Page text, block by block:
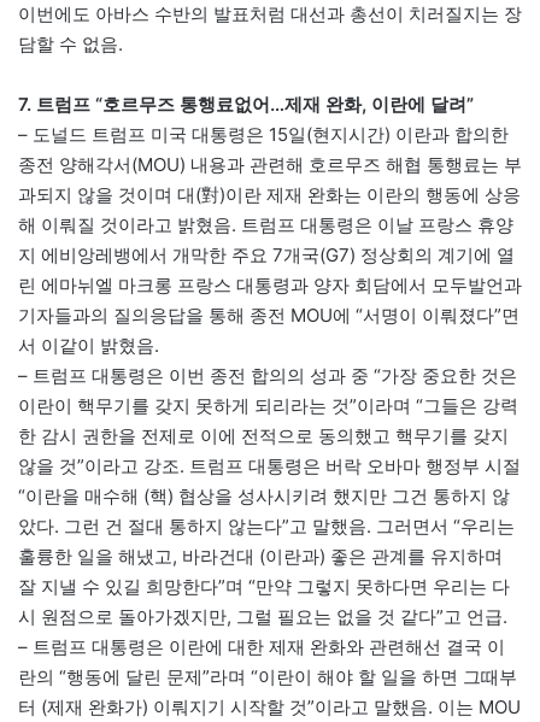
이번에도 아바스 수반의 발표처럼 대선과 총선이 치러질지는 장
담할 수 없음.
7. 트럼프 “호르무즈 통행료없어…제재 완화, 이란에 달려”
– 도널드 트럼프 미국 대통령은 15일(현지시간) 이란과 합의한
종전 양해각서(MOU) 내용과 관련해 호르무즈 해협 통행료는 부
과되지 않을 것이며 대(對)이란 제재 완화는 이란의 행동에 상응
해 이뤄질 것이라고 밝혔음. 트럼프 대통령은 이날 프랑스 휴양
지 에비앙레뱅에서 개막한 주요 7개국(G7) 정상회의 계기에 열
린 에마뉘엘 마크롱 프랑스 대통령과 양자 회담에서 모두발언과
기자들과의 질의응답을 통해 종전 MOU에 “서명이 이뤄졌다”면
서 이같이 밝혔음.
– 트럼프 대통령은 이번 종전 합의의 성과 중 “가장 중요한 것은
이란이 핵무기를 갖지 못하게 되리라는 것”이라며 “그들은 강력
한 감시 권한을 전제로 이에 전적으로 동의했고 핵무기를 갖지
않을 것”이라고 강조. 트럼프 대통령은 버락 오바마 행정부 시절
“이란을 매수해 (핵) 협상을 성사시키려 했지만 그건 통하지 않
았다. 그런 건 절대 통하지 않는다”고 말했음. 그러면서 “우리는
훌륭한 일을 해냈고, 바라건대 (이란과) 좋은 관계를 유지하며
잘 지낼 수 있길 희망한다”며 “만약 그렇지 못하다면 우리는 다
시 원점으로 돌아가겠지만, 그럴 필요는 없을 것 같다”고 언급.
– 트럼프 대통령은 이란에 대한 제재 완화와 관련해선 결국 이
란의 “행동에 달린 문제”라며 “이란이 해야 할 일을 하면 그때부
터 (제재 완화가) 이뤄지기 시작할 것”이라고 말했음. 이는 MOU